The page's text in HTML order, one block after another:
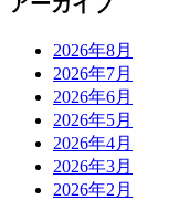
2026年8月
2026年7月
2026年6月
2026年5月
2026年4月
2026年3月
2026年2月